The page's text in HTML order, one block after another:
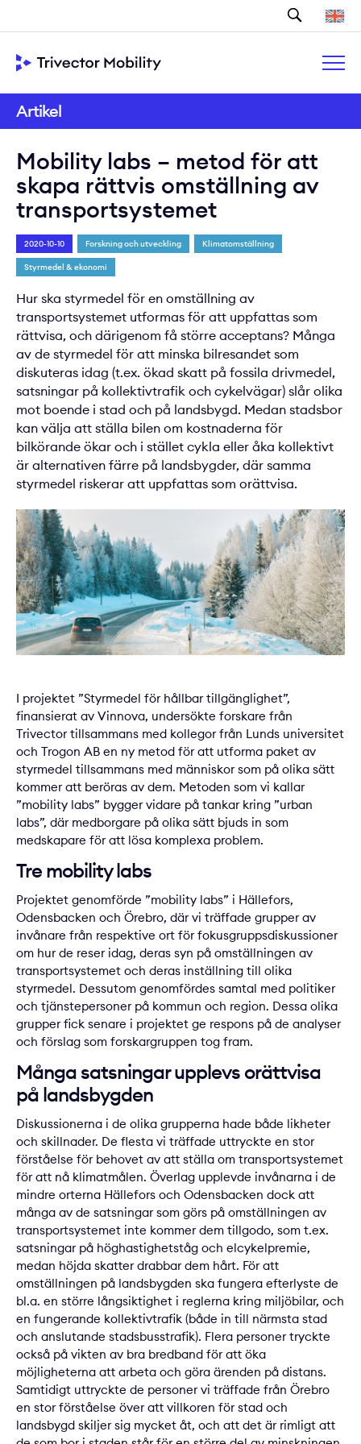
Sök
Artikel
Mobility labs – metod för att
skapa rättvis omställning av
transportsystemet
2020-10-10 Forskning och utveckling Klimatomställning
Styrmedel & ekonomi
Hur ska styrmedel för en omställning av
transportsystemet utformas för att uppfattas som
rättvisa, och därigenom få större acceptans? Många
av de styrmedel för att minska bilresandet som
diskuteras idag (t.ex. ökad skatt på fossila drivmedel,
satsningar på kollektivtrafik och cykelvägar) slår olika
mot boende i stad och på landsbygd. Medan stadsbor
kan välja att ställa bilen om kostnaderna för
bilkörande ökar och i stället cykla eller åka kollektivt
är alternativen färre på landsbygder, där samma
styrmedel riskerar att uppfattas som orättvisa.
I projektet ”Styrmedel för hållbar tillgänglighet”,
finansierat av Vinnova, undersökte forskare från
Trivector tillsammans med kollegor från Lunds universitet
och Trogon AB en ny metod för att utforma paket av
styrmedel tillsammans med människor som på olika sätt
kommer att beröras av dem. Metoden som vi kallar
”mobility labs” bygger vidare på tankar kring ”urban
labs”, där medborgare på olika sätt bjuds in som
medskapare för att lösa komplexa problem.
Tre mobility labs
Projektet genomförde ”mobility labs” i Hällefors,
Odensbacken och Örebro, där vi träffade grupper av
invånare från respektive ort för fokusgruppsdiskussioner
om hur de reser idag, deras syn på omställningen av
transportsystemet och deras inställning till olika
styrmedel. Dessutom genomfördes samtal med politiker
och tjänstepersoner på kommun och region. Dessa olika
grupper fick senare i projektet ge respons på de analyser
och förslag som forskargruppen tog fram.
Många satsningar upplevs orättvisa
på landsbygden
Diskussionerna i de olika grupperna hade både likheter
och skillnader. De flesta vi träffade uttryckte en stor
förståelse för behovet av att ställa om transportsystemet
för att nå klimatmålen. Överlag upplevde invånarna i de
mindre orterna Hällefors och Odensbacken dock att
många av de satsningar som görs på omställningen av
transportsystemet inte kommer dem tillgodo, som t.ex.
satsningar på höghastighetståg och elcykelpremie,
medan höjda skatter drabbar dem hårt. För att
omställningen på landsbygden ska fungera efterlyste de
bl.a. en större långsiktighet i reglerna kring miljöbilar, och
en fungerande kollektivtrafik (både in till närmsta stad
och anslutande stadsbusstrafik). Flera personer tryckte
också på vikten av bra bredband för att öka
möjligheterna att arbeta och göra ärenden på distans.
Samtidigt uttryckte de personer vi träffade från Örebro
en stor förståelse över att villkoren för stad och
landsbygd skiljer sig mycket åt, och att det är rimligt att